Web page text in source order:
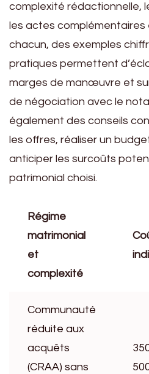
complexité rédactionnelle,
les actes complémentaires
chacun, des exemples
pratiques permettent
marges de manœuvre et
de négociation avec le
également des conseils
les offres, réaliser un
anticiper les surcoûts
patrimonial choisi.
Régime
matrimonial
et
complexité
Communauté
réduite aux
acquêts
(CRAA) sans